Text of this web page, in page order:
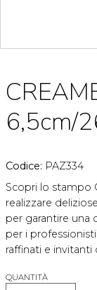
6,5cm/
Codice: PAZ334
Scopri lo stampo
realizzare
per garantire una
per i
raffinati e invitanti
QUANTITÀ